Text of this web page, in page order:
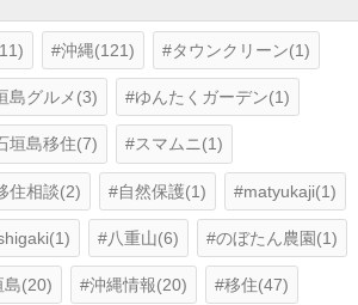
沖縄(121) タウンクリーン(1)
島グルメ(3) ゆんたくガーデン(1)
垣島移住(7) スマムニ(1)
住相談(2) 自然保護(1) matyukaji(1)
八重山(6) のぼたん農園(1)
島(20) 沖縄情報(20) 移住(47)